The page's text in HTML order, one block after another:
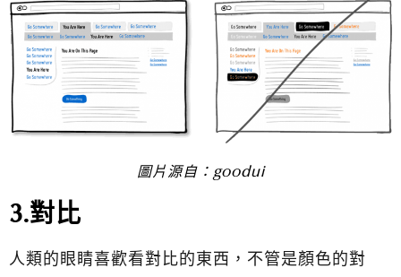
圖片源自： goodui
3.對比
人類的眼睛喜歡看對比的東西，不管是顏色的對